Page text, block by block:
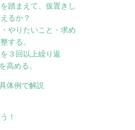
踏まえて、仮置きし
るか？
りたいこと・求め
する。
３回以上繰り返
高める。
体例で解説
！